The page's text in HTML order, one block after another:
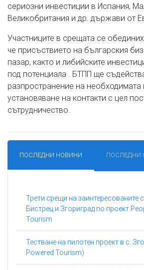
сериозни инвестиции в Испания,
Великобритания и др. държави от
Участниците в срещата се
че присъствието на българския
пазар, както и либийските
под потенциала . БТПП ще
разпространение на
установяване на контакти с цел
сътрудничество.
ПОСЛЕДНИ НОВИНИ ПОСЛЕДНИ
Трети срещи на заинтересованите
Бистрец и Згориград по проект
Tourism
Тестване на пилотен проект в с.
Powered Tourism)